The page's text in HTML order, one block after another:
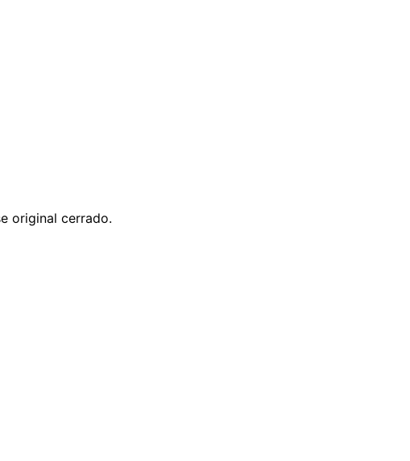
original cerrado.